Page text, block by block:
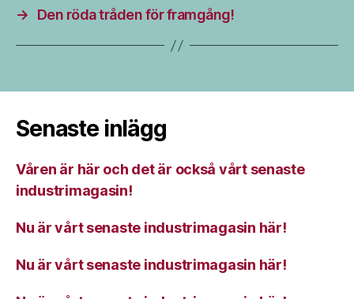
→
Den röda tråden för framgång!
Senaste inlägg
Våren är här och det är också vårt senaste
industrimagasin!
Nu är vårt senaste industrimagasin här!
Nu är vårt senaste industrimagasin här!